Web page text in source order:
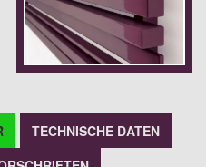
TECHNISCHE DATEN